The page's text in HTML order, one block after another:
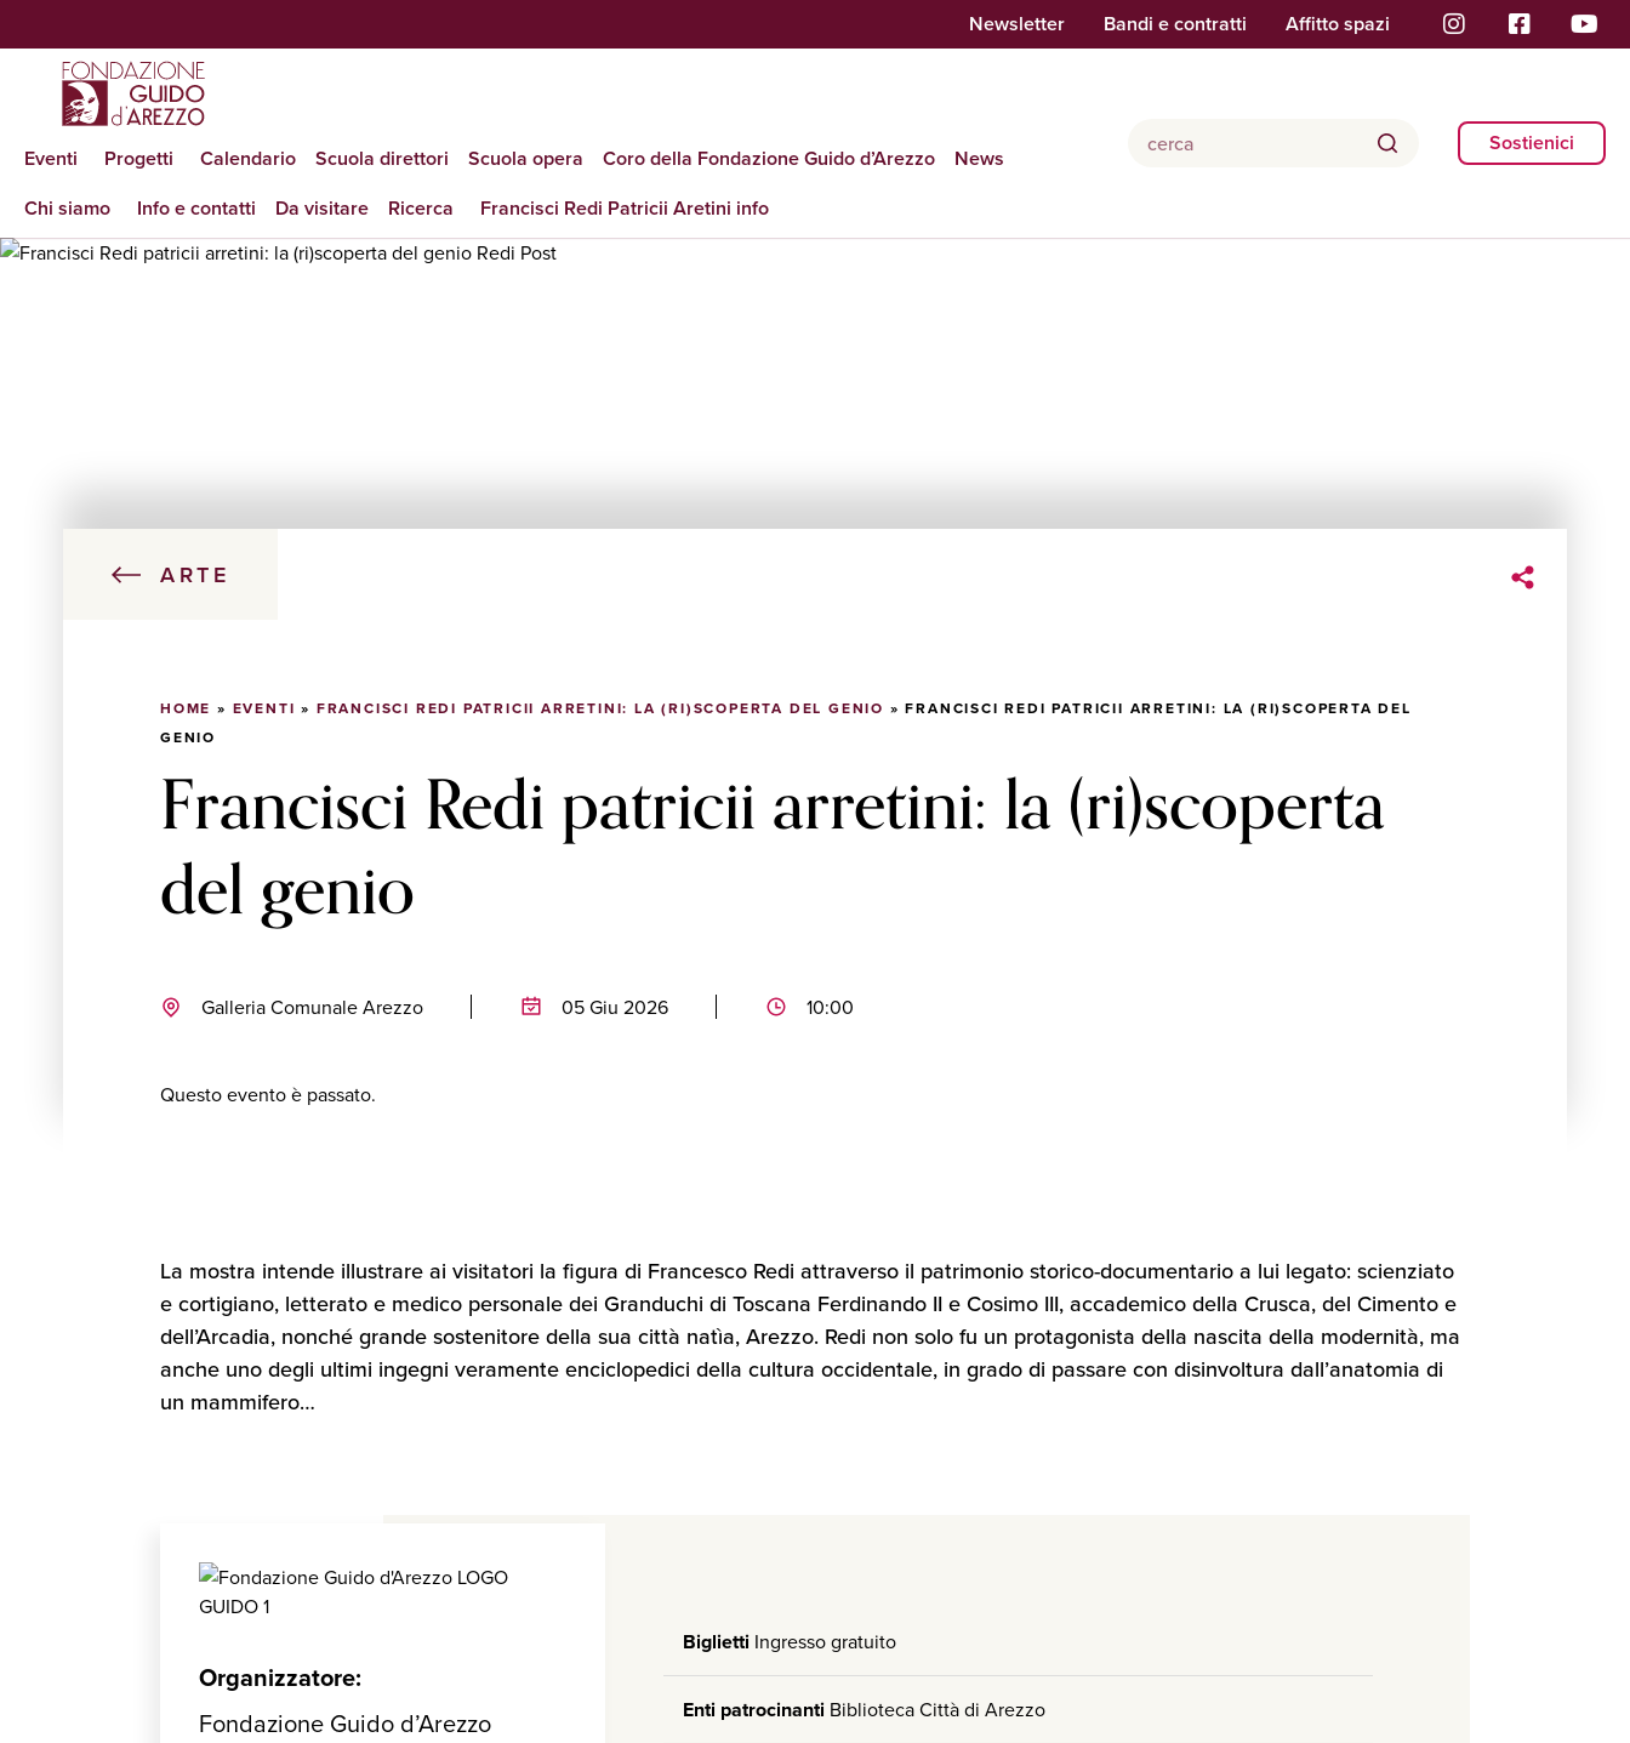
Newsletter Bandi e contratti Affitto spazi
Eventi Progetti Calendario Scuola direttori Scuola opera Coro della Fondazione Guido d’Arezzo
News
Chi siamo
Info e contatti Da visitare Ricerca Francisci Redi Patricii Aretini info
Sostienici
ARTE
HOME » EVENTI » FRANCISCI REDI PATRICII ARRETINI: LA (RI)SCOPERTA DEL GENIO »FRANCISCI REDI PATRICII ARRETINI: LA (RI)SCOPERTA DEL
GENIO
Francisci Redi patricii arretini: la (ri)scoperta
del genio
Galleria Comunale Arezzo 05 Giu 2026 10:00
Questo evento è passato.
La mostra intende illustrare ai visitatori la figura di Francesco Redi attraverso il patrimonio storico-documentario a lui legato: scienziato
e cortigiano, letterato e medico personale dei Granduchi di Toscana Ferdinando II e Cosimo III, accademico della Crusca, del Cimento e
dell’Arcadia, nonché grande sostenitore della sua città natìa, Arezzo. Redi non solo fu un protagonista della nascita della modernità, ma
anche uno degli ultimi ingegni veramente enciclopedici della cultura occidentale, in grado di passare con disinvoltura dall’anatomia di
un mammifero…
Organizzatore:
Fondazione Guido d’Arezzo
Biglietti Ingresso gratuito
Enti patrocinanti Biblioteca Città di Arezzo